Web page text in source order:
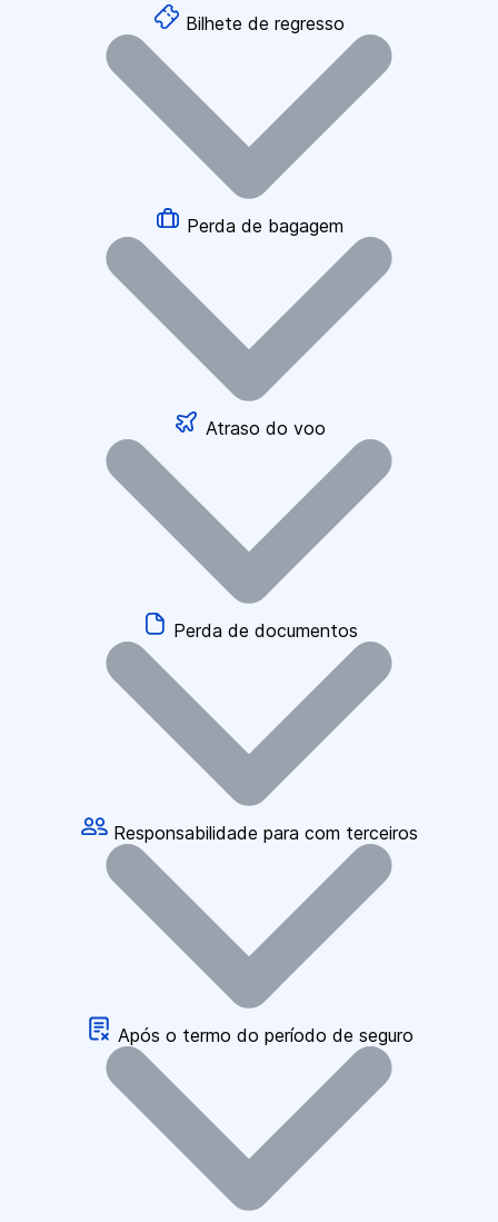
Bilhete de regresso
Perda de bagagem
Atraso do voo
Perda de documentos
Responsabilidade para com terceiros
Após o termo do período de seguro